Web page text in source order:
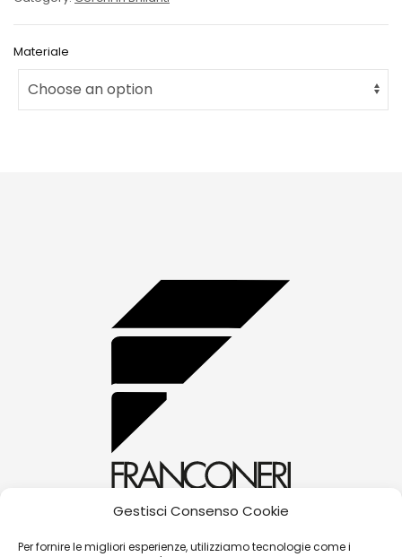
Gestisci Consenso Cookie
Per fornire le migliori esperienze, utilizziamo tecnologie come i
Materiale